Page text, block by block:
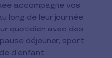
accompagne vos
long de leur journée
quotidien avec des
déjeuner, sport
d’enfant.